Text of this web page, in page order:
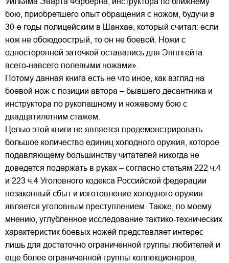
бою, приобретшего опыт обращения с ножом, будучи в
30-е годы полицейским в Шанхае, который считал: если
нож не обоюдоострый, то он не боевой. Ножи с
односторонней заточкой оставались для Эпплгейта
всего-навсего полевыми ножами».
Потому данная книга есть не что иное, как взгляд на
боевой нож с позиции автора – бывшего десантника и
инструктора по рукопашному и ножевому бою с
двадцатилетним стажем.
Целью этой книги не является продемонстрировать
большое количество единиц холодного оружия, которое
подавляющему большинству читателей никогда не
доведется подержать в руках – согласно статьям 222 ч.4
и 223 ч.4 Уголовного кодекса Российской федерации
незаконный сбыт и изготовление холодного оружия
является уголовным преступлением. Также, по моему
мнению, углубленное исследование тактико-технических
характеристик боевых ножей представляет интерес
лишь для достаточно ограниченной группы любителей и
еще более ограниченной группы коллекционеров,